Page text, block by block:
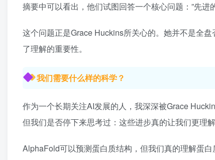
摘要中可以看出，他们试图回答一个核心问题：”先
这个问题正是Grace Huckins所关心的。她并不是全
了理解的重要性。
我们需要什么样的科学？
作为一个长期关注AI发展的人，我深深被Grace
但我们是否停下来思考过：这些进步真的让我们更理
AlphaFold可以预测蛋白质结构，但我们真的理解蛋